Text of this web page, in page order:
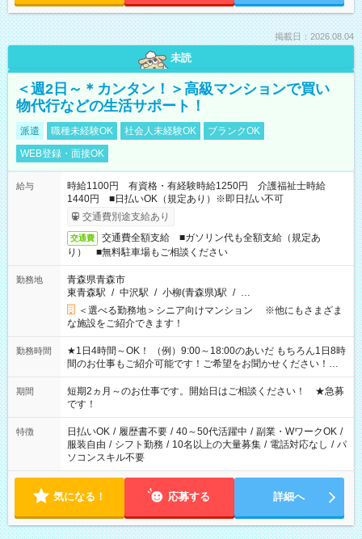
掲載日：2026.08.04
未読
＜週2日～＊カンタン！＞高級マンションで買い
物代行などの生活サポート！
派遣 職種未経験OK 社会人未経験OK
ブランクOK
WEB登録・面接OK
給与
時給1100円 有資格・有経験時給1250円 介護福祉士時給
1440円 ■日払いOK（規定あり）※即日払い不可
交通費別途支給あり
交通費
交通費全額支給 ■ガソリン代も全額支給（規定あ
り） ■無料駐車場もご相談ください
勤務地
青森県青森市
東青森駅 / 中沢駅 / 小柳(青森県)駅 / …
＜選べる勤務地＞シニア向けマンション ※他にもさまざま
な施設をご紹介できます！
勤務時間
★1日4時間～OK！ （例）9:00～18:00のあいだ もちろん1日8時
間のお仕事もご紹介可能です！ご希望をお聞かせください！★
家庭の都合でお休みが必要な場合も遠慮なくご相談ください。
※週最低15時間以上の勤務が必要です
期間
短期2ヵ月～のお仕事です。開始日はご相談ください！ ★急募
です！
特徴 日払いOK / 履歴書不要 / 40～50代活躍中 / 副業・WワークOK /
服装自由 / シフト勤務 / 10名以上の大量募集 / 電話対応なし / パ
ソコンスキル不要
気になる！ 応募する 詳細へ